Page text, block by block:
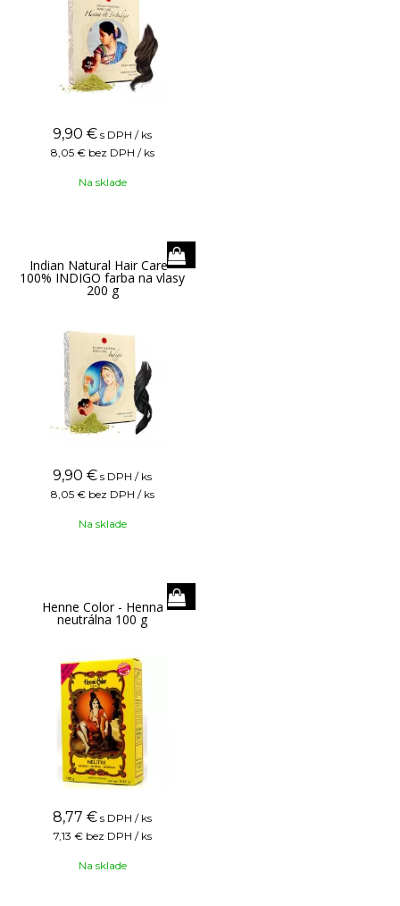
9,90 € s DPH / ks
8,05 € bez DPH / ks
Na sklade
Indian Natural Hair Care -
100% INDIGO farba na vlasy
200 g
9,90 € s DPH / ks
8,05 € bez DPH / ks
Na sklade
Henne Color - Henna
neutrálna 100 g
8,77 € s DPH / ks
7,13 € bez DPH / ks
Na sklade